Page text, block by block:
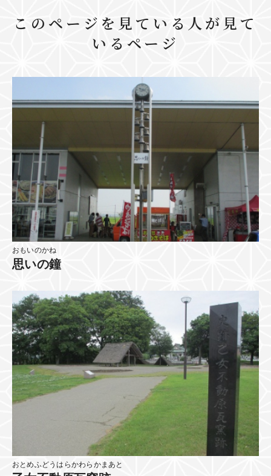
このページを見ている人が見て
いるページ
おもいのかね
思いの鐘
おとめふどうはらかわらかまあと